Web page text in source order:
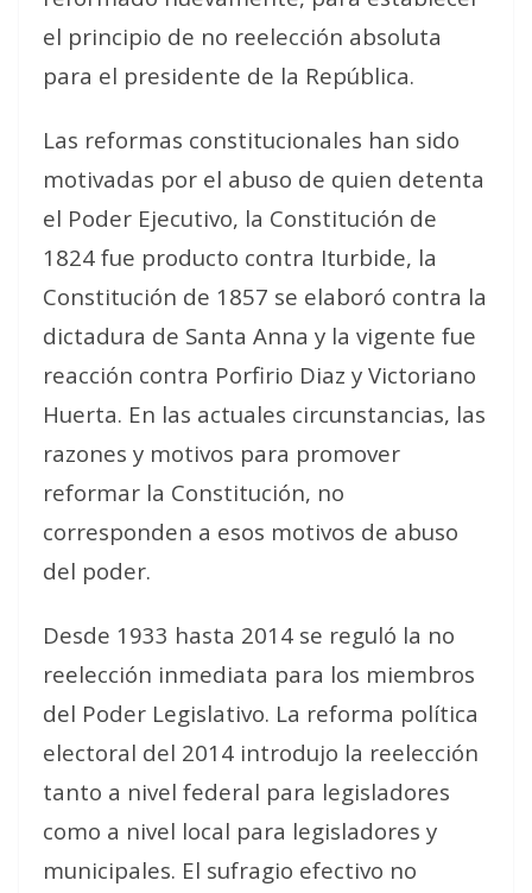
el principio de no reelección absoluta
para el presidente de la República.
Las reformas constitucionales han sido
motivadas por el abuso de quien detenta
el Poder Ejecutivo, la Constitución de
1824 fue producto contra Iturbide, la
Constitución de 1857 se elaboró contra la
dictadura de Santa Anna y la vigente fue
reacción contra Porfirio Diaz y Victoriano
Huerta. En las actuales circunstancias, las
razones y motivos para promover
reformar la Constitución, no
corresponden a esos motivos de abuso
del poder.
Desde 1933 hasta 2014 se reguló la no
reelección inmediata para los miembros
del Poder Legislativo. La reforma política
electoral del 2014 introdujo la reelección
tanto a nivel federal para legisladores
como a nivel local para legisladores y
municipales. El sufragio efectivo no